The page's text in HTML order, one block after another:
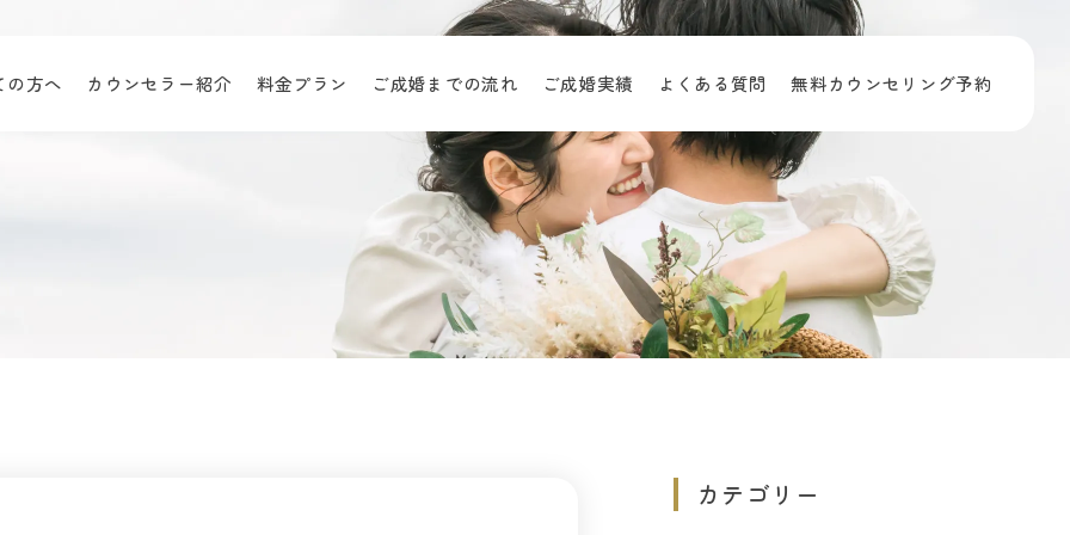
の方へ カウンセラー紹介 料金プラン ご成婚までの流れ ご成婚実績 よくある質問 無料カウンセリング予約
カテゴリー